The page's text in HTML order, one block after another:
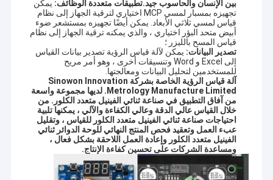
بين الإنسان والحاسوب جيد.تطبيقات متعددة الوظائف: يمكن
تجهيزه بمسبار لمسي MCP اختياري لترقية الجهاز إلى نظام
قياس لمسي ثلاثي الأبعاد. يمكن أيضًا تجهيزه بمستشعر ضوء
أبيض متحد البؤر اختياري ، والذي يمكنه ترقية الجهاز إلى نظام
قياس المسح بالليزر ؛
تصدير البيانات: يمكن لآلة قياس الرؤية تصدير بيانات القياس
إلى Excel و Word وتنسيقات أخرى ، وهو أمر مريح
للمستخدمين لتحليل البيانات ومعالجتها.
آلة قياس الرؤية الخاصة بشركة Sinowon Innovation
Metrology Manufacture Limited. لديها مجموعة واسعة
من آفاق التطبيق في صناعة ثنائي الفينيل متعدد الكلور. من
خلال القياس عالي الدقة وعالي الكفاءة والآلي ، يمكنها تلبية
احتياجات صناعة ثنائي الفينيل متعدد الكلور للقياس ، وتقليل
عبء العمل وتعقيد فحص المنتج النهائي للوحة الدوائر ثنائي
الفينيل متعدد الكلور وإعادة العمل اللاحقة بشكل فعال ،
ومساعدة الشركات على تحسين كفاءة الإنتاج.